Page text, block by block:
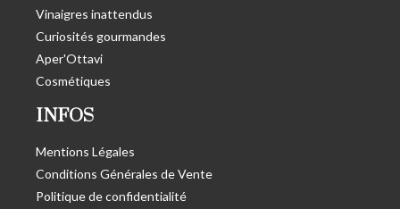
Vinaigres inattendus
Curiosités gourmandes
Aper'Ottavi
Cosmétiques
INFOS
Mentions Légales
Conditions Générales de Vente
Politique de confidentialité